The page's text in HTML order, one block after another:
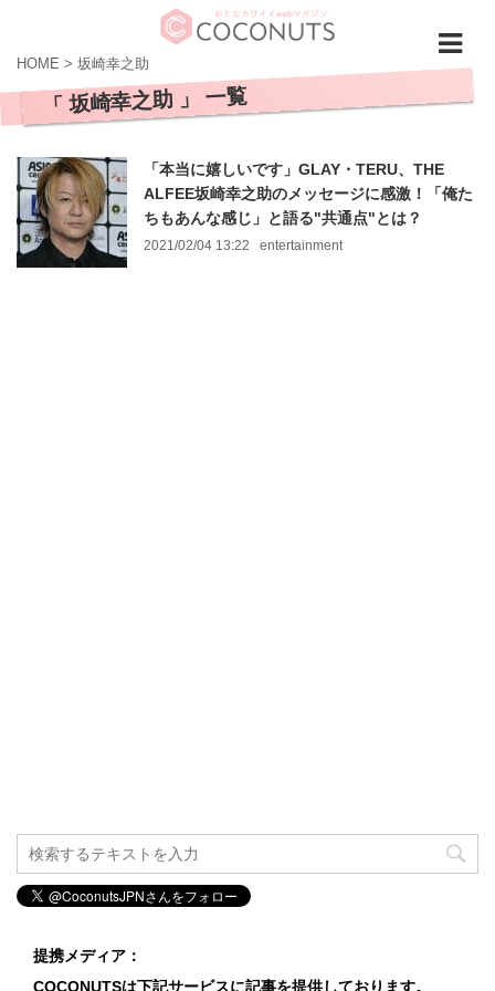
HOME > 坂崎幸之助
「 坂崎幸之助 」 一覧
「本当に嬉しいです」GLAY・TERU、THE
ALFEE坂崎幸之助のメッセージに感激！「俺た
ちもあんな感じ」と語る"共通点"とは？
2021/02/04 13:22 entertainment
提携メディア：
COCONUTSは下記サービスに記事を提供しております。